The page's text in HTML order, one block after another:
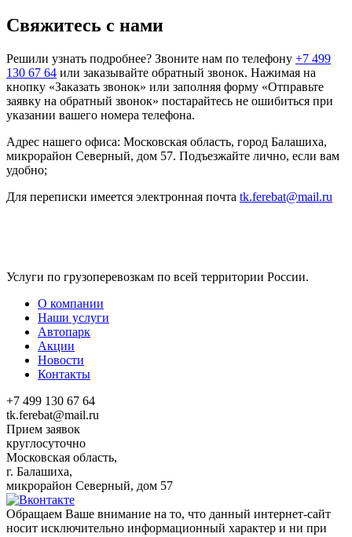
Свяжитесь с нами
Решили узнать подробнее? Звоните нам по телефону +7 499
130 67 64 или заказывайте обратный звонок. Нажимая на
кнопку «Заказать звонок» или заполняя форму «Отправьте
заявку на обратный звонок» постарайтесь не ошибиться при
указании вашего номера телефона.
Адрес нашего офиса: Московская область, город Балашиха,
микрорайон Северный, дом 57. Подъезжайте лично, если вам
удобно;
Для переписки имеется электронная почта tk.ferebat@mail.ru
Услуги по грузоперевозкам по всей территории России.
О компании
Наши услуги
Автопарк
Акции
Новости
Контакты
+7 499 130 67 64
tk.ferebat@mail.ru
Прием заявок
круглосуточно
Московская область,
г. Балашиха,
микрорайон Северный, дом 57
Обращаем Ваше внимание на то, что данный интернет-сайт
носит исключительно информационный характер и ни при